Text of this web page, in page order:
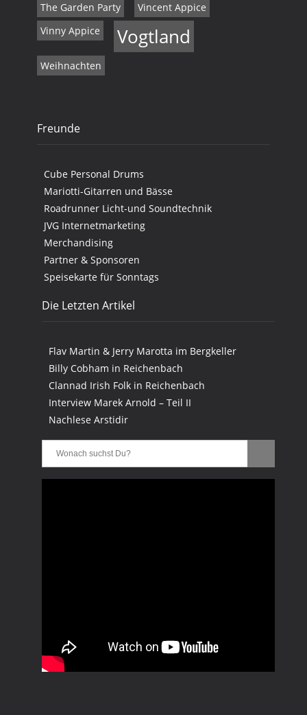
The Garden Party
Vincent Appice
Vinny Appice
Vogtland
Weihnachten
Freunde
Cube Personal Drums
Mariotti-Gitarren und Bässe
Roadrunner Licht-und Soundtechnik
JVG Internetmarketing
Merchandising
Partner & Sponsoren
Speisekarte für Sonntags
Die Letzten Artikel
Flav Martin & Jerry Marotta im Bergkeller
Billy Cobham in Reichenbach
Clannad Irish Folk in Reichenbach
Interview Marek Arnold – Teil II
Nachlese Arstidir